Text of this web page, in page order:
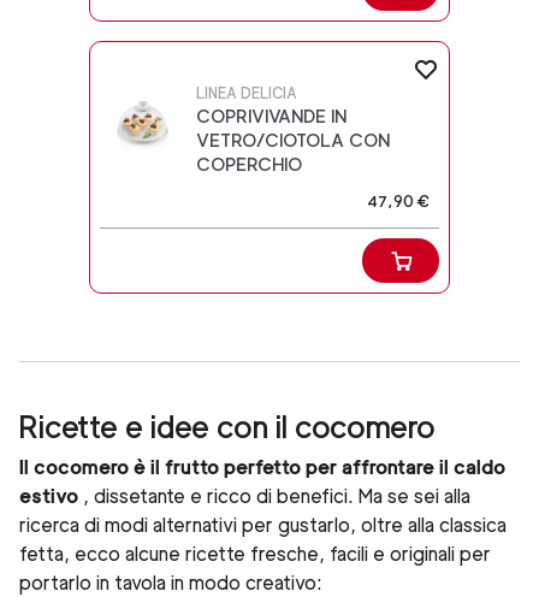
LINEA DELICIA
COPRIVIVANDE IN
VETRO/CIOTOLA CON
COPERCHIO
47,90 €
Ricette e idee con il cocomero
Il cocomero è il frutto perfetto per affrontare il caldo
estivo , dissetante e ricco di benefici. Ma se sei alla
ricerca di modi alternativi per gustarlo, oltre alla classica
fetta, ecco alcune ricette fresche, facili e originali per
portarlo in tavola in modo creativo: